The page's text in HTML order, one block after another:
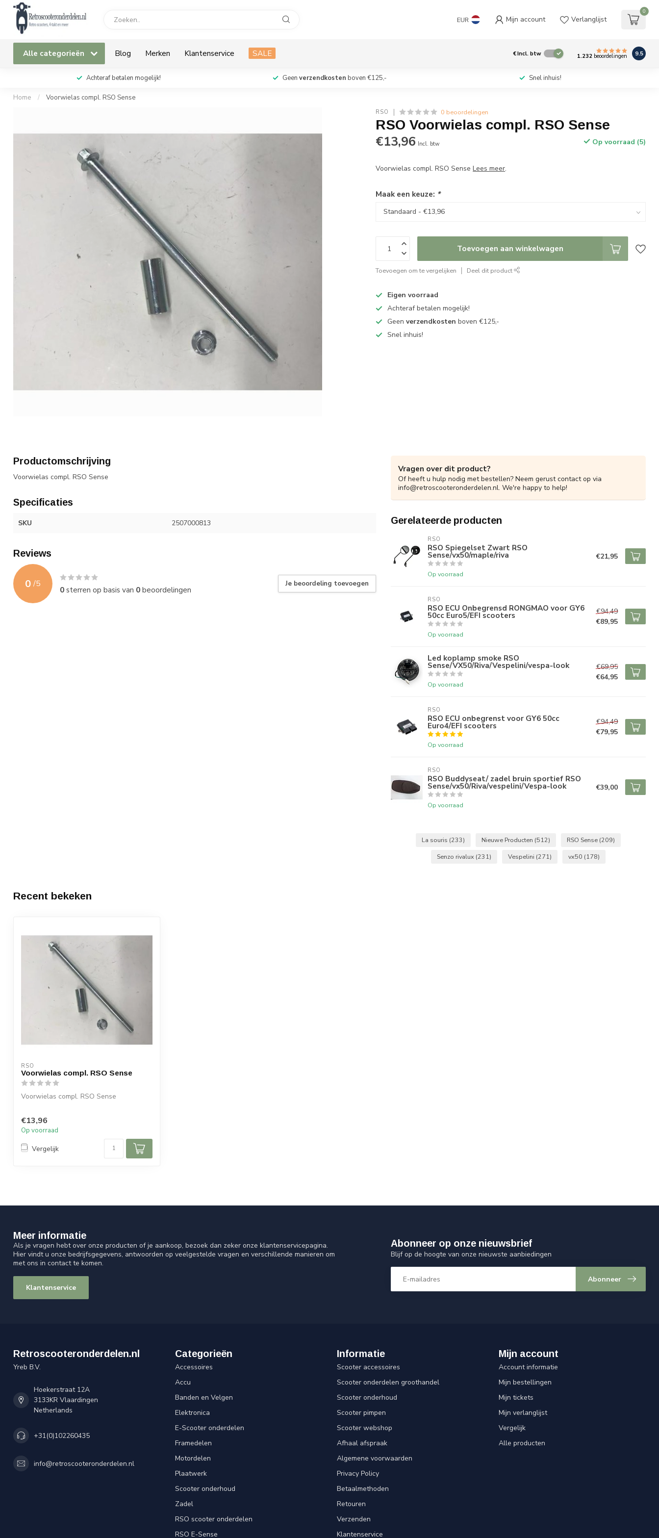
EUR Mijn account Verlanglijst
0
Alle categorieën Blog Merken Klantenservice SALE €Incl. btw 1.232 beoordelingen 9.5
Achteraf betalen mogelijk! Geen verzendkosten boven €125,- Snel inhuis!
Home / Voorwielas compl. RSO Sense
RSO 0 beoordelingen
RSO Voorwielas compl. RSO Sense
€13,96 Incl. btw Op voorraad (5)
Voorwielas compl. RSO SenseLees meer.
Maak een keuze: *
Toevoegen aan winkelwagen
Toevoegen om te vergelijken Deel dit product
Eigen voorraad
Achteraf betalen mogelijk!
Geenverzendkosten boven €125,-
Snel inhuis!
Productomschrijving
Voorwielas compl. RSO Sense
Specificaties
SKU 2507000813
Reviews
0 /5
0sterren op basis van 0beoordelingen
Je beoordeling toevoegen
Vragen over dit product?
Of heeft u hulp nodig met bestellen? Neem gerust contact op via
info@retroscooteronderdelen.nl. We're happy to help!
Gerelateerde producten
RSO
RSO Spiegelset Zwart RSO
Sense/vx50/maple/riva
Op voorraad
€21,95
RSO
RSO ECU Onbegrensd RONGMAO voor GY6
50cc Euro5/EFI scooters
Op voorraad
€94,49
€89,95
Led koplamp smoke RSO
Sense/VX50/Riva/Vespelini/vespa-look
Op voorraad
€69,95
€64,95
RSO
RSO ECU onbegrenst voor GY6 50cc
Euro4/EFI scooters
Op voorraad
€94,49
€79,95
RSO
RSO Buddyseat/ zadel bruin sportief RSO
Sense/vx50/Riva/vespelini/Vespa-look
Op voorraad
€39,00
La souris (233) Nieuwe Producten (512) RSO Sense (209)
Senzo rivalux (231) Vespelini (271) vx50 (178)
Recent bekeken
RSO
Voorwielas compl. RSO Sense
Voorwielas compl. RSO Sense
€13,96
Op voorraad
Vergelijk
Meer informatie
Als je vragen hebt over onze producten of je aankoop, bezoek dan zeker onze klantenservicepagina.
Hier vindt u onze bedrijfsgegevens, antwoorden op veelgestelde vragen en verschillende manieren om
met ons in contact te komen.
Klantenservice
Abonneer op onze nieuwsbrief
Blijf op de hoogte van onze nieuwste aanbiedingen
Abonneer
Retroscooteronderdelen.nl
Yreb B.V.
Hoekerstraat 12A
3133KR Vlaardingen
Netherlands
+31(0)102260435
info@retroscooteronderdelen.nl
Categorieën
Accessoires
Accu
Banden en Velgen
Elektronica
E-Scooter onderdelen
Framedelen
Motordelen
Plaatwerk
Scooter onderhoud
Zadel
RSO scooter onderdelen
RSO E-Sense
Informatie
Scooter accessoires
Scooter onderdelen groothandel
Scooter onderhoud
Scooter pimpen
Scooter webshop
Afhaal afspraak
Algemene voorwaarden
Privacy Policy
Betaalmethoden
Retouren
Verzenden
Klantenservice
Mijn account
Account informatie
Mijn bestellingen
Mijn tickets
Mijn verlanglijst
Vergelijk
Alle producten